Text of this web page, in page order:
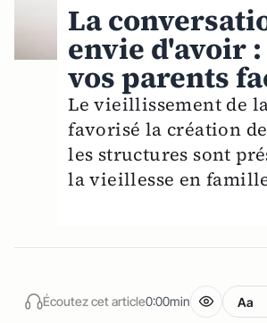
La
envie d'avoir
vos parents
Le vieillissement de
favorisé la création
les structures sont
la vieillesse en
Écoutez cet article0:00min Aa